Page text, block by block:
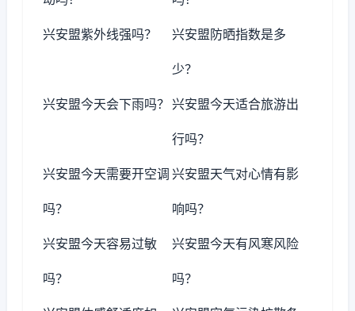
兴安盟紫外线强吗？ 兴安盟防晒指数是多
少？
兴安盟今天会下雨吗？ 兴安盟今天适合旅游出
行吗？
兴安盟今天需要开空调
吗？
兴安盟天气对心情有影
响吗？
兴安盟今天容易过敏
吗？
兴安盟今天有风寒风险
吗？